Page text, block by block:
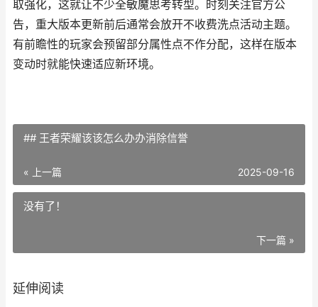
取强化，这就让不少全敏魔思考转型。时刻关注官方公
告，重大版本更新前后通常会放开不收费洗点活动主题。
有前瞻性的玩家会预留部分属性点不作分配，这样在版本
变动时就能快速适应新环境。
## 王者荣耀该该怎么办办消除信誉
« 上一篇 2025-09-16
没有了！
下一篇 »
延伸阅读